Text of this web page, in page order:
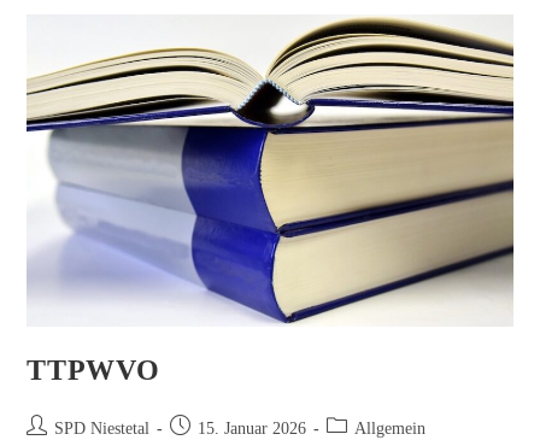
TTPWVO
Beitrags-SPD Niestetal
Beitrag15. Januar 2026
Beitrags-
Allgemein